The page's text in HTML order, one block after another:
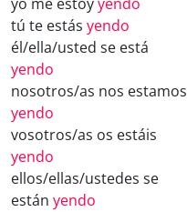
tú te estás yendo
él/ella/usted se está
yendo
nosotros/as nos estamos
yendo
vosotros/as os estáis
yendo
ellos/ellas/ustedes se
están yendo